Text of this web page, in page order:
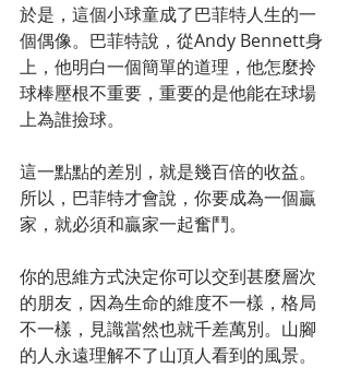
於是，這個小球童成了巴菲特人生的一
個偶像。巴菲特說，從Andy Bennett身
上，他明白一個簡單的道理，他怎麼拎
球棒壓根不重要，重要的是他能在球場
上為誰撿球。
這一點點的差別，就是幾百倍的收益。
所以，巴菲特才會說，你要成為一個贏
家，就必須和贏家一起奮鬥。
你的思維方式決定你可以交到甚麼層次
的朋友，因為生命的維度不一樣，格局
不一樣，見識當然也就千差萬別。山腳
的人永遠理解不了山頂人看到的風景。